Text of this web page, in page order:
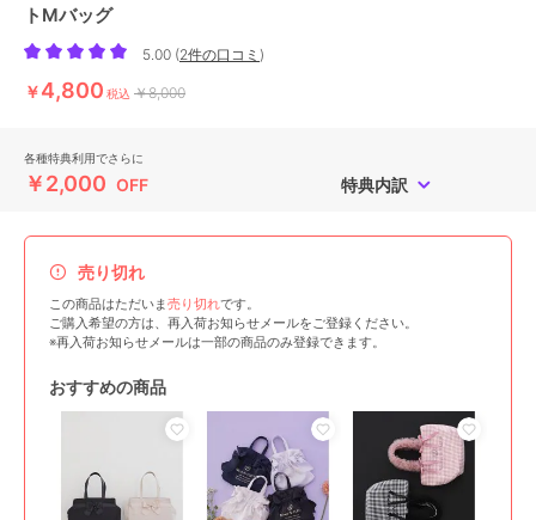
トMバッグ
5.00 (2件の口コミ )
￥4,800 税込 ￥8,000
各種特典利用でさらに
￥2,000 OFF 特典内訳
売り切れ
この商品はただいま売り切れです。
ご購入希望の方は、再入荷お知らせメールをご登録ください。
※再入荷お知らせメールは一部の商品のみ登録できます。
おすすめの商品